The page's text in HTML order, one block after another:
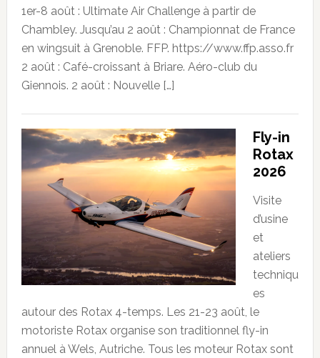
1er-8 août : Ultimate Air Challenge à partir de
Chambley. Jusqu’au 2 août : Championnat de France
en wingsuit à Grenoble. FFP. https://www.ffp.asso.fr
2 août : Café-croissant à Briare. Aéro-club du
Giennois. 2 août : Nouvelle […]
Fly-in
Rotax
2026
Visite
d’usine
et
ateliers
techniqu
es
autour des Rotax 4-temps. Les 21-23 août, le
motoriste Rotax organise son traditionnel fly-in
annuel à Wels, Autriche. Tous les moteur Rotax sont